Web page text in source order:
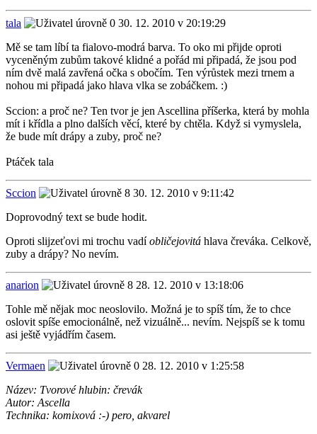
tala
30. 12. 2010 v 20:19:29
Mě se tam líbí ta fialovo-modrá barva. To oko mi přijde oproti
vyceněným zubům takové klidné a pořád mi připadá, že jsou pod
ním dvě malá zavřená očka s obočím. Ten výrůstek mezi trnem a
nohou mi připadá jako hlava vlka se zobáčkem. :)
Sccion: a proč ne? Ten tvor je jen Ascellina příšerka, která by mohla
mít i křídla a plno dalších věcí, které by chtěla. Když si vymyslela,
že bude mít drápy a zuby, proč ne?
Ptáček tala
Sccion
30. 12. 2010 v 9:11:42
Doprovodný text se bude hodit.
Oproti slijzeťovi mi trochu vadíobličejovitá hlava čreváka. Celkově,
zuby a drápy? No nevím.
anarion
28. 12. 2010 v 13:18:06
Tohle mě nějak moc neoslovilo. Možná je to spíš tím, že to chce
oslovit spíše emocionálně, než vizuálně... nevím. Nejspíš se k tomu
asi ještě vyjádřím časem.
Vermaen
28. 12. 2010 v 1:25:58
Název: Tvorové hlubin: črevák
Autor: Ascella
Technika: komixová :-) pero, akvarel